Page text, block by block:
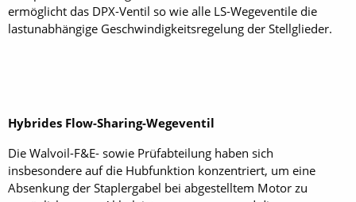
ermöglicht das DPX-Ventil so wie alle LS-Wegeventile die
lastunabhängige Geschwindigkeitsregelung der Stellglieder.
Hybrides Flow-Sharing-Wegeventil
Die Walvoil-F&E- sowie Prüfabteilung haben sich
insbesondere auf die Hubfunktion konzentriert, um eine
Absenkung der Staplergabel bei abgestelltem Motor zu